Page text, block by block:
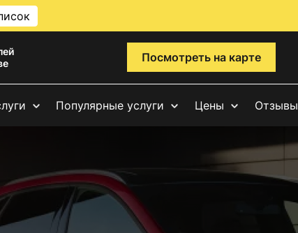
Посмотреть на карте
Популярные услуги Цены Отзывы